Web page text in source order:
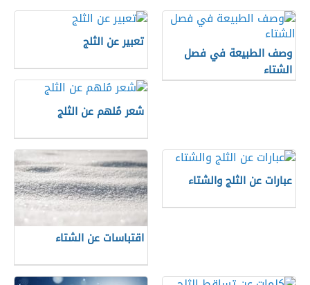
وصف الطبيعة في فصل
الشتاء
تعبير عن الثلج
شعر مُلهم عن الثلج
عبارات عن الثلج والشتاء
اقتباسات عن الشتاء